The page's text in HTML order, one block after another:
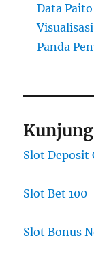
Data
Panda
Slot Deposit
Slot Bet 100
Slot Bonus